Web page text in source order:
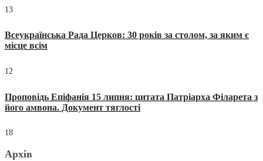
13
Всеукраїнська Рада Церков: 30 років за столом, за яким є
місце всім
12
Проповідь Епіфанія 15 липня: цитата Патріарха Філарета з
його амвона. Документ тяглості
18
Архів